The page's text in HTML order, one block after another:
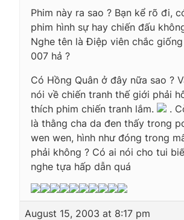
Phim này ra sao ? Bạn kể rõ đi,
phim hình sự hay chiến đấu
Nghe tên là Điệp viên chắc
007 hả ?
Có Hồng Quân ở đây nữa sao ?
nói về chiến tranh thế giới phải
thích phim chiến tranh lắm.
.
là thằng cha da đen thấy trong
wen wen, hình như đóng trong
phải không ? Có ai nói cho tui
nghe tựa hấp dẫn quá
August 15, 2003 at 8:17 pm